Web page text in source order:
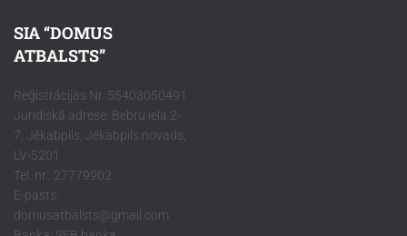
SIA “DOMUS
ATBALSTS”
Reģistrācijas Nr. 55403050491
Juridiskā adrese: Bebru iela 2-
7, Jēkabpils, Jēkabpils novads,
LV-5201
Tel. nr.: 27779902
E-pasts:
domusatbalsts@gmail.com